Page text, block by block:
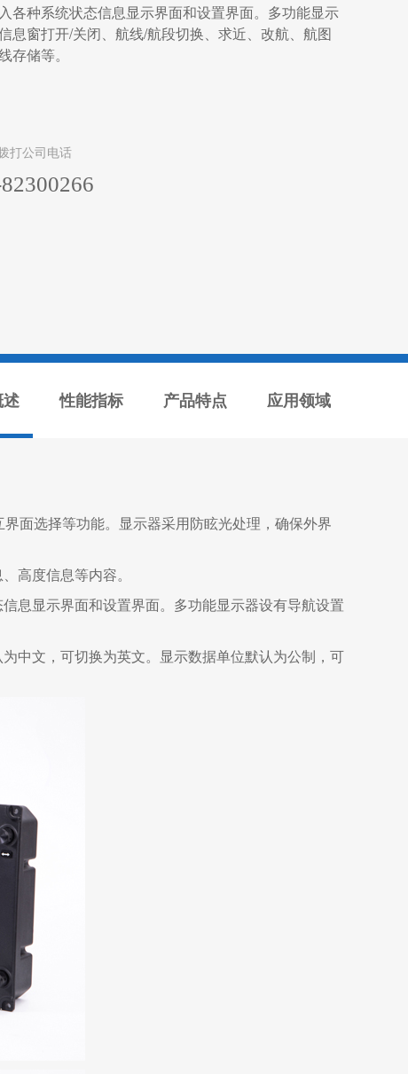
各种系统状态信息显示界面和设置界面。多功能显示
息窗打开/关闭、航线/航段切换、求近、改航、航图
存储等。
打公司电话
性能指标 产品特点 应用领域
面选择等功能。显示器采用防眩光处理，确保外界
高度信息等内容。
息显示界面和设置界面。多功能显示器设有导航设置
中文，可切换为英文。显示数据单位默认为公制，可